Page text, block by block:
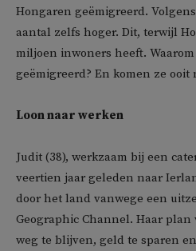
Hongaren geëmigreerd.
aantal zelfs hoger. Dit, terwijl
miljoen inwoners heeft.
geëmigreerd? En komen ze ooit
Loon naar werken
Judit (38), werkzaam bij een
veertien jaar geleden naar
door het land vanwege een
Geographic Channel. Haar
weg te blijven, geld te sparen